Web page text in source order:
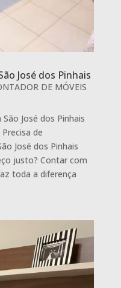
José dos Pinhais
DE MÓVEIS
José dos Pinhais
de
José dos Pinhais
justo? Contar com
toda a diferença